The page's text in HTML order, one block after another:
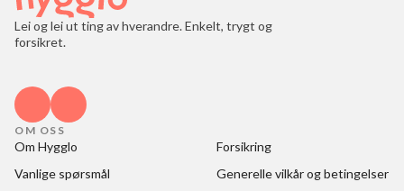
Lei og lei ut ting av hverandre. Enkelt, trygt og
forsikret.
OM OSS
Om Hygglo
Forsikring
Vanlige spørsmål
Generelle vilkår og betingelser